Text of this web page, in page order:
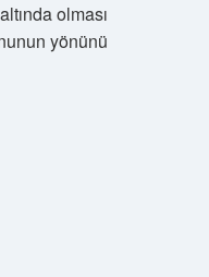
olması
yönünü